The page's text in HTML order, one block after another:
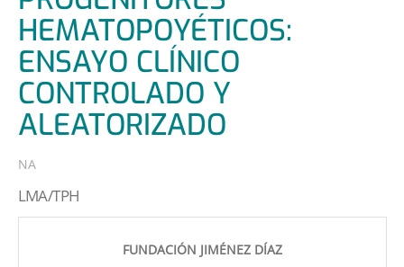
HEMATOPOYÉTICOS:
ENSAYO CLÍNICO
CONTROLADO Y
ALEATORIZADO
NA
LMA/TPH
FUNDACIÓN JIMÉNEZ DÍAZ